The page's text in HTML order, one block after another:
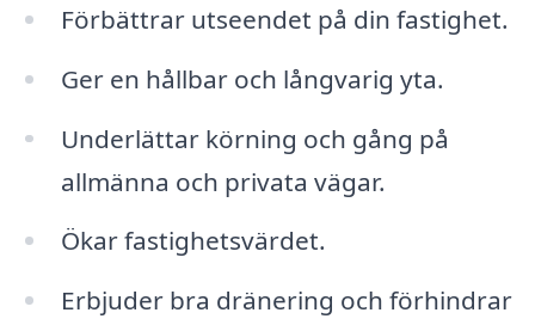
Förbättrar utseendet på din fastighet.
Ger en hållbar och långvarig yta.
Underlättar körning och gång på
allmänna och privata vägar.
Ökar fastighetsvärdet.
Erbjuder bra dränering och förhindrar